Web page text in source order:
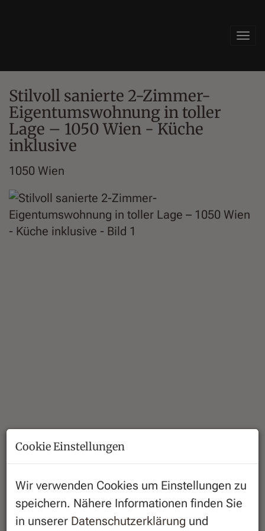
Stilvoll sanierte 2-Zimmer-
Eigentumswohnung in toller
Lage – 1050 Wien - Küche
inklusive
1050 Wien
Beschreibung
In begehrter Lage des 5. Bezirks gelangt diese
Cookie Einstellungen
Wir verwenden Cookies um Einstellungen zu
speichern. Nähere Informationen finden Sie
in unserer Datenschutzerklärung und